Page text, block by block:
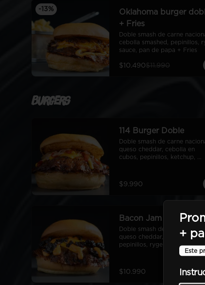
-13%
Oklahoma burger
+ Fries
Doble smash de carne
cebolla smashed, pepinillos,
sauce, pan de papa + Fries
$10.490$11.990
Burgers
114 Burger Doble
Doble smash de carne
queso cheddar, cebolla en
cubos, pepinillos, ketchup,
$9.990
Bacon Jam Doble
Doble smash de carne
queso cheddar, bacon Jam,
pepinillos, ryge sauce, pan de
$10.990
+
Este